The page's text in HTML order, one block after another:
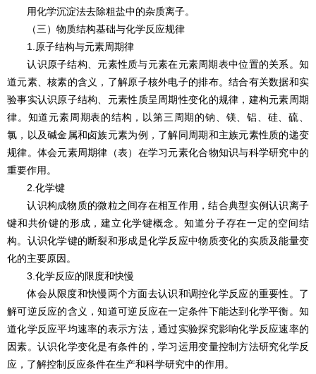
用化学沉淀法去除粗盐中的杂质离子。
（三）物质结构基础与化学反应规律
1.原子结构与元素周期律
认识原子结构、元素性质与元素在元素周期表中位置的关系。知
道元素、核素的含义，了解原子核外电子的排布。结合有关数据和实
验事实认识原子结构、元素性质呈周期性变化的规律，建构元素周期
律。知道元素周期表的结构，以第三周期的钠、镁、铝、硅、硫、
氯，以及碱金属和卤族元素为例，了解同周期和主族元素性质的递变
规律。体会元素周期律（表）在学习元素化合物知识与科学研究中的
重要作用。
2.化学键
认识构成物质的微粒之间存在相互作用，结合典型实例认识离子
键和共价键的形成，建立化学键概念。知道分子存在一定的空间结
构。认识化学键的断裂和形成是化学反应中物质变化的实质及能量变
化的主要原因。
3.化学反应的限度和快慢
体会从限度和快慢两个方面去认识和调控化学反应的重要性。了
解可逆反应的含义，知道可逆反应在一定条件下能达到化学平衡。知
道化学反应平均速率的表示方法，通过实验探究影响化学反应速率的
因素。认识化学变化是有条件的，学习运用变量控制方法研究化学反
应，了解控制反应条件在生产和科学研究中的作用。